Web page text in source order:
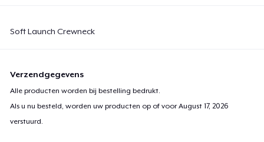
Soft Launch Crewneck
Verzendgegevens
Alle producten worden bij bestelling bedrukt.
Als u nu besteld, worden uw producten op of voorAugust 17, 2026
verstuurd.